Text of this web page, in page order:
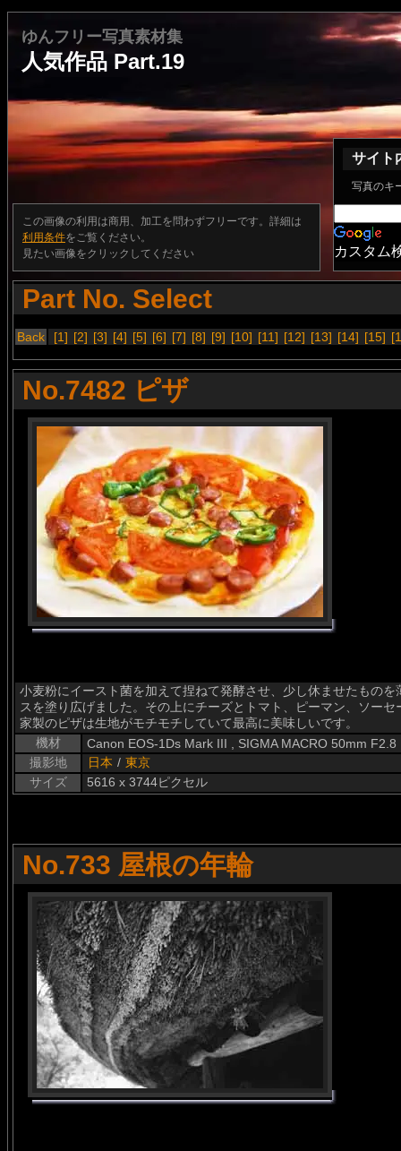
ゆんフリー写真素材集
人気作品 Part.19
この画像の利用は商用、加工を問わずフリーです。詳細は
利用条件をご覧ください。
見たい画像をクリックしてください
サイト
写真のキ
カスタム
Part No. Select
Back [1] [2] [3] [4] [5] [6] [7] [8] [9] [10] [11] [12] [13] [14] [15]
No.7482 ピザ
小麦粉にイースト菌を加えて捏ねて発酵させ、少し休ませたもの
スを塗り広げました。その上にチーズとトマト、ピーマン、ソー
家製のピザは生地がモチモチしていて最高に美味しいです。
機材
Canon EOS-1Ds Mark III , SIGMA MACRO 50mm F2.8
撮影地
日本 / 東京
サイズ
5616 x 3744ピクセル
No.733 屋根の年輪